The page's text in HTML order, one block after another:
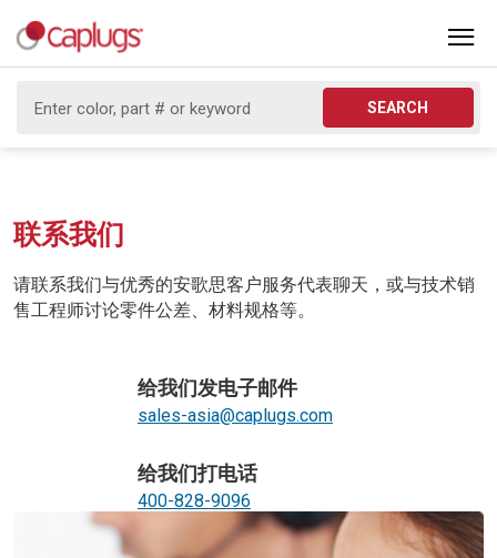
SEARCH
联系我们
请联系我们与优秀的安歌思客户服务代表聊天，或与技术销
售工程师讨论零件公差、材料规格等。
给我们发电子邮件
sales-asia@caplugs.com
给我们打电话
400-828-9096